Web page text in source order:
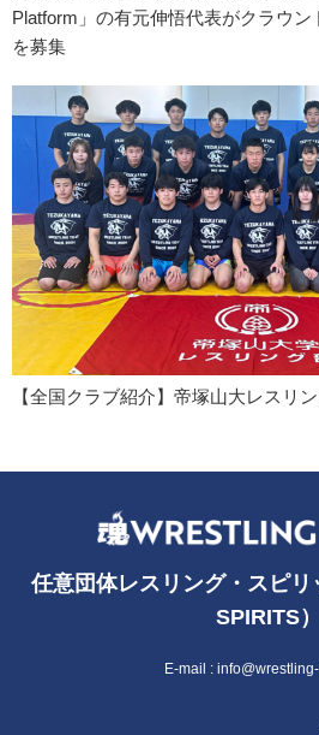
Platform」の有元伸悟代表がクラウ
を募集
【全国クラブ紹介】帝塚山大レスリ
任意団体レスリング・スピ
SPIRITS）
E-mail :